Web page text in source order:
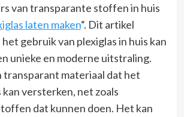
van transparante stoffen in huis
laten maken“. Dit artikel
gebruik van plexiglas in huis kan
unieke en moderne uitstraling.
transparant materiaal dat het
versterken, net zoals
dat kunnen doen. Het kan